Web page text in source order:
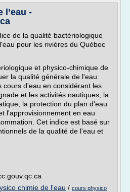
l’eau -
de la qualité bactériologique
pour les rivières du Québec
et physico-chimique de
la qualité générale de l'eau
cours d'eau en considérant les
et les activités nautiques, la
la protection du plan d'eau
l'approvisionnement en eau
Cet indice est basé sur
de la qualité de l'eau et
chimie de l'eau / cours physico